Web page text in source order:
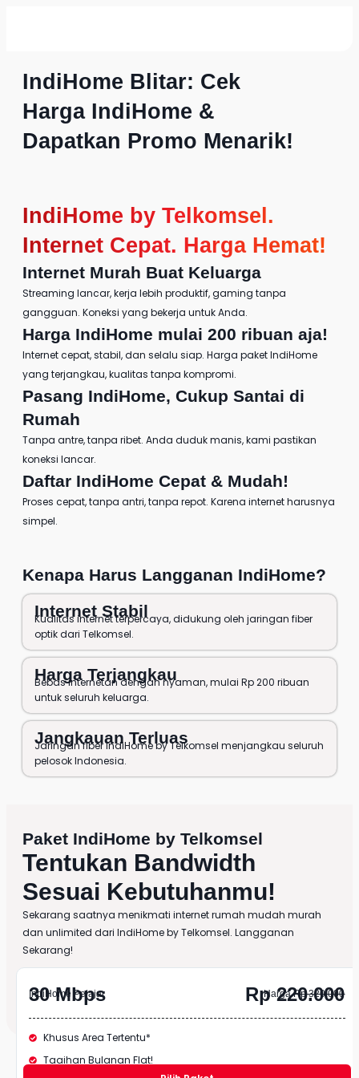
IndiHome Blitar: Cek
Harga IndiHome &
Dapatkan Promo Menarik!
IndiHome by Telkomsel .
Internet Cepat. Harga Hemat!
Internet Murah Buat Keluarga
Streaming lancar, kerja lebih produktif, gaming tanpa
gangguan. Koneksi yang bekerja untuk Anda.
Harga IndiHome mulai 200 ribuan aja!
Internet cepat, stabil, dan selalu siap. Harga paket IndiHome
yang terjangkau, kualitas tanpa kompromi.
Pasang IndiHome, Cukup Santai di
Rumah
Tanpa antre, tanpa ribet. Anda duduk manis, kami pastikan
koneksi lancar.
Daftar IndiHome Cepat & Mudah!
Proses cepat, tanpa antri, tanpa repot. Karena internet harusnya
simpel.
Kenapa Harus Langganan IndiHome?
Internet Stabil
Kualitas internet terpercaya, didukung oleh jaringan fiber
optik dari Telkomsel.
Harga Terjangkau
Bebas internetan dengan nyaman, mulai Rp 200 ribuan
untuk seluruh keluarga.
Jangkauan Terluas
Jaringan fiber IndiHome by Telkomsel menjangkau seluruh
pelosok Indonesia.
Paket IndiHome by Telkomsel
Tentukan Bandwidth
Sesuai Kebutuhanmu!
Sekarang saatnya menikmati internet rumah mudah murah
dan unlimited dari IndiHomebyTelkomsel. Langganan
Sekarang!
IndiHome Pelajar
30 Mbps HargaRp 320.000
Rp 220.000
Khusus Area Tertentu*
Tagihan Bulanan Flat!